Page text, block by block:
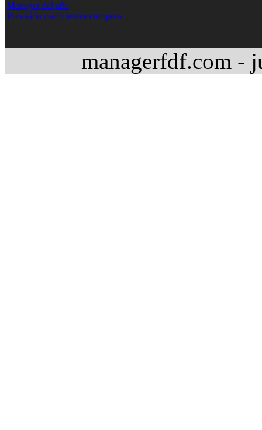
Manager del año
Previsión coeficientes europeos
managerfdf.com -